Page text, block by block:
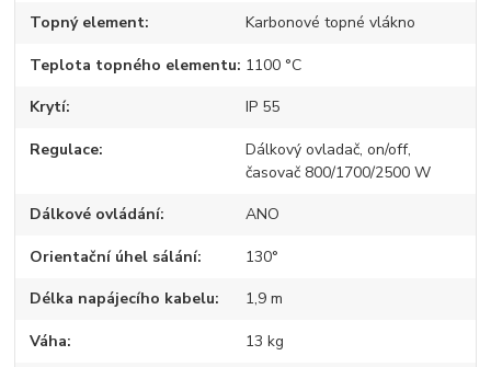
Topný element Karbonové topné vlákno
Teplota topného elementu 1100 °C
Krytí IP 55
Regulace
Dálkový ovladač, on/off,
časovač 800/1700/2500 W
Dálkové ovládání ANO
Orientační úhel sálání 130°
Délka napájecího kabelu 1,9 m
Váha 13 kg